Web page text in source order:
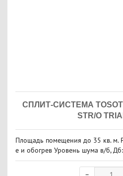
СПЛИТ-СИСТЕМА TOSOT
STR/O
Площадь помещения до 35 кв. м.
е и обогрев Уровень шума в/б,
osot